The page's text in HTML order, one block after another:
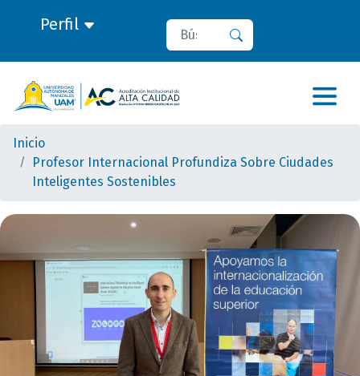
Perfil Buscar
Inicio
Profesor Internacional Profundiza Sobre Ciudades
Inteligentes Sostenibles